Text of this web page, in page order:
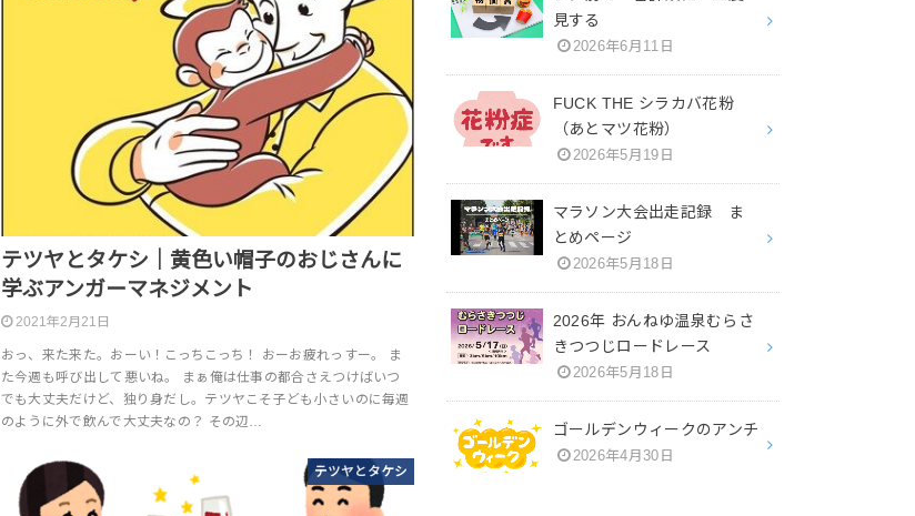
テツヤとタケシ｜黄色い帽子のおじさんに
学ぶアンガーマネジメント
2021年2月21日
おっ、来た来た。おーい！こっちこっち！ おーお疲れっすー。 ま
た今週も呼び出して悪いね。 まぁ俺は仕事の都合さえつけばいつ
でも大丈夫だけど、独り身だし。テツヤこそ子ども小さいのに毎週
のように外で飲んで大丈夫なの？ その辺…
テツヤとタケシ
見する
2026年6月11日
FUCK THE シラカバ花粉
（あとマツ花粉）
2026年5月19日
マラソン大会出走記録 ま
とめページ
2026年5月18日
2026年 おんねゆ温泉むらさ
きつつじロードレース
2026年5月18日
ゴールデンウィークのアンチ
2026年4月30日